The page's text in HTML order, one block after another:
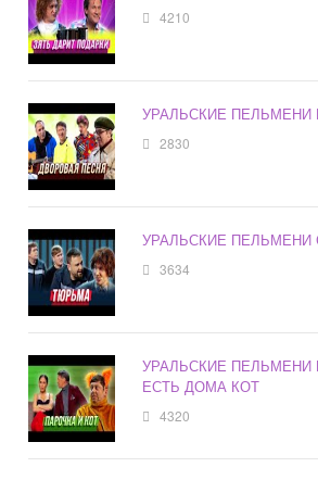
4210
УРАЛЬСКИЕ ПЕЛЬМЕНИ
2830
УРАЛЬСКИЕ ПЕЛЬМЕНИ
3634
УРАЛЬСКИЕ ПЕЛЬМЕНИ
ЕСТЬ ДОМА КОТ
4320